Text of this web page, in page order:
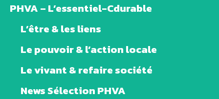
PHVA – L’essentiel-Cdurable
L’être & les liens
Le pouvoir & l’action locale
Le vivant & refaire société
News Sélection PHVA